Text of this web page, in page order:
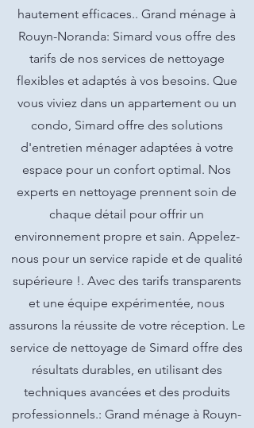
hautement efficaces.. Grand ménage à
Rouyn-Noranda: Simard vous offre des
tarifs de nos services de nettoyage
flexibles et adaptés à vos besoins. Que
vous viviez dans un appartement ou un
condo, Simard offre des solutions
d'entretien ménager adaptées à votre
espace pour un confort optimal. Nos
experts en nettoyage prennent soin de
chaque détail pour offrir un
environnement propre et sain. Appelez-
nous pour un service rapide et de qualité
supérieure !. Avec des tarifs transparents
et une équipe expérimentée, nous
assurons la réussite de votre réception. Le
service de nettoyage de Simard offre des
résultats durables, en utilisant des
techniques avancées et des produits
professionnels.: Grand ménage à Rouyn-